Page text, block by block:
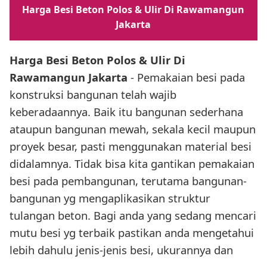
Harga Besi Beton Polos & Ulir Di Rawamangun
Jakarta
Harga Besi Beton Polos & Ulir Di
Rawamangun Jakarta - Pemakaian besi pada
konstruksi bangunan telah wajib
keberadaannya. Baik itu bangunan sederhana
ataupun bangunan mewah, sekala kecil maupun
proyek besar, pasti menggunakan material besi
didalamnya. Tidak bisa kita gantikan pemakaian
besi pada pembangunan, terutama bangunan-
bangunan yg mengaplikasikan struktur
tulangan beton. Bagi anda yang sedang mencari
mutu besi yg terbaik pastikan anda mengetahui
lebih dahulu jenis-jenis besi, ukurannya dan